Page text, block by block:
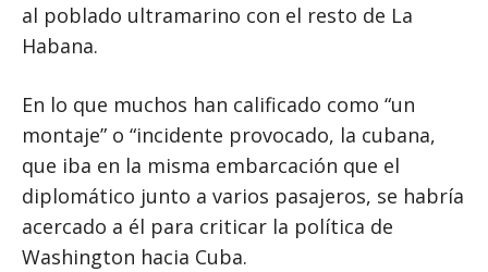
al poblado ultramarino con el resto de La
Habana.
En lo que muchos han calificado como “un
montaje” o “incidente provocado, la cubana,
que iba en la misma embarcación que el
diplomático junto a varios pasajeros, se habría
acercado a él para criticar la política de
Washington hacia Cuba.